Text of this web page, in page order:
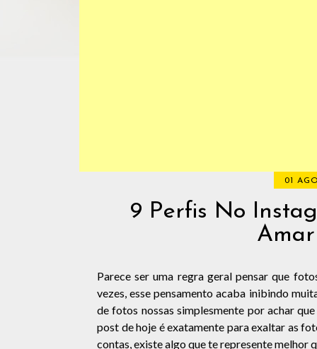
01
9 Perfis No
Parece ser uma regra geral pensar que
vezes, esse pensamento acaba inibindo
de fotos nossas simplesmente por achar
post de hoje é exatamente para exaltar as
contas, existe algo que te represente melhor